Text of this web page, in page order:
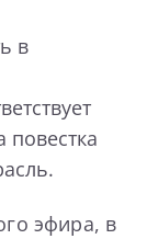
в
эфира, в